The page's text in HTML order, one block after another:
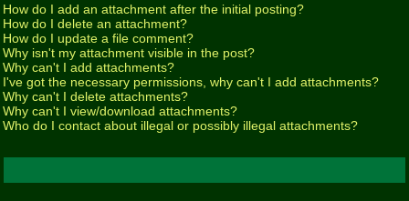
How do I add an attachment after the initial posting?
How do I delete an attachment?
How do I update a file comment?
Why isn't my attachment visible in the post?
Why can't I add attachments?
I've got the necessary permissions, why can't I add attachments?
Why can't I delete attachments?
Why can't I view/download attachments?
Who do I contact about illegal or possibly illegal attachments?